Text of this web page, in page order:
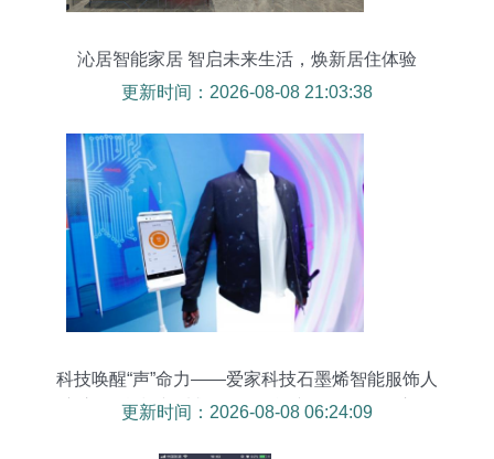
沁居智能家居 智启未来生活，焕新居住体验
更新时间：2026-08-08 21:03:38
科技唤醒“声”命力——爱家科技石墨烯智能服饰人
衣交互科技秀震撼发布，智能产品销售全面启动
更新时间：2026-08-08 06:24:09